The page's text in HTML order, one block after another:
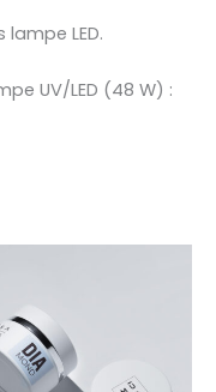
LED.
UV/LED (48 W) :